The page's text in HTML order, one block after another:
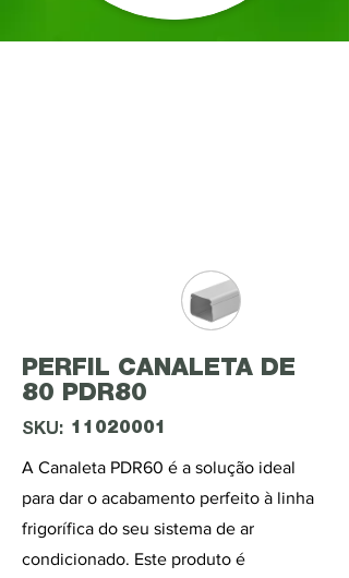
PERFIL CANALETA DE
80 PDR80
SKU: 11020001
A Canaleta PDR60 é a solução ideal
para dar o acabamento perfeito à linha
frigorífica do seu sistema de ar
condicionado. Este produto é